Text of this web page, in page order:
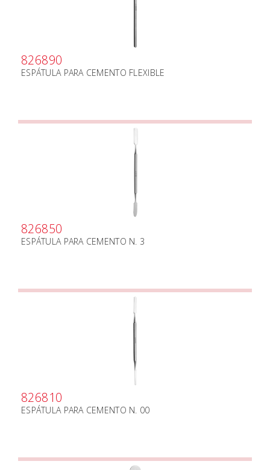
826890
ESPÁTULA PARA CEMENTO FLEXIBLE
826850
ESPÁTULA PARA CEMENTO N. 3
826810
ESPÁTULA PARA CEMENTO N. 00